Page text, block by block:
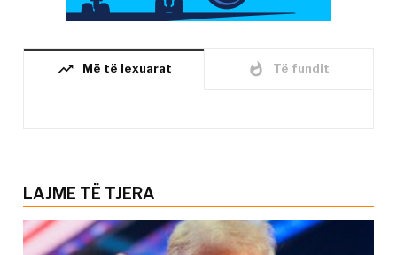
trending_up Më të lexuarat whatshot Të fundit
LAJME TË TJERA